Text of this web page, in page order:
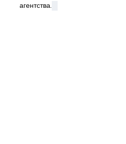
агентства.